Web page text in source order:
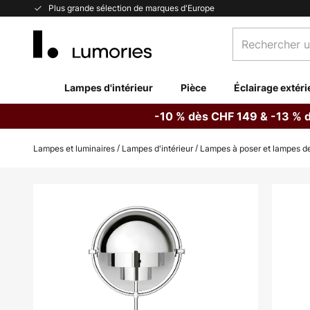
Plus grande sélection de marques d'Europe
Allez
un
catégorie...
Lampes d'intérieur Pièce Éclairage
-10 % dès CHF 149 & -13 %
Lampes et luminaires Lampes d'intérieur Lampes à poser et lampes